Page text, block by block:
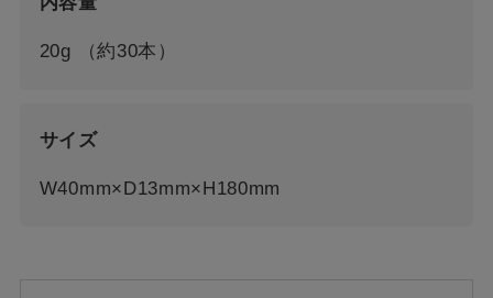
20g （約30本）
サイズ
W40mm×D13mm×H180mm